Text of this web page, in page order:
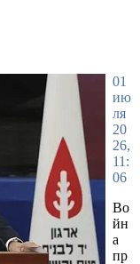
01
ию
ля
20
26,
11:
06
Во
йн
а
пр